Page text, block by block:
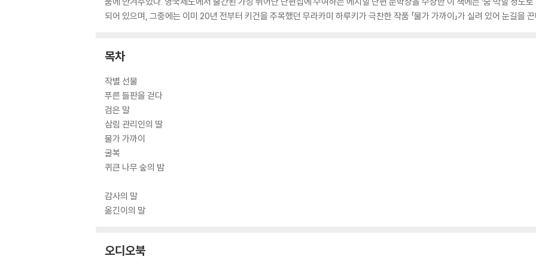
되어 있으며, 그중에는 이미 20년 전부터 키건을 주목했던 무라카미 하루키가 극찬한 작품 「물가 가까이」가 실려 있어 눈길을
목차
작별 선물
푸른 들판을 걷다
검은 말
삼림 관리인의 딸
물가 가까이
굴복
퀴큰 나무 숲의 밤
감사의 말
옮긴이의 말
오디오북